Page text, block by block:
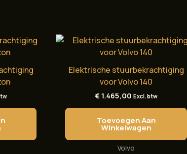
Elektrische stuurbekrachtiging
voor Volvo 140
€ 1.465,00 Excl. btw
Toevoegen Aan
Winkelwagen
Volvo